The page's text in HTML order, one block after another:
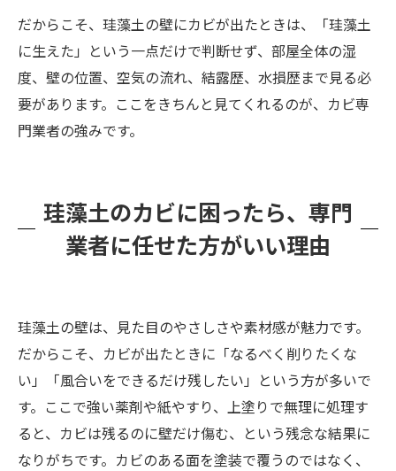
だからこそ、珪藻土の壁にカビが出たときは、「珪藻土
に生えた」という一点だけで判断せず、部屋全体の湿
度、壁の位置、空気の流れ、結露歴、水損歴まで見る必
要があります。ここをきちんと見てくれるのが、カビ専
門業者の強みです。
珪藻土のカビに困ったら、専門
業者に任せた方がいい理由
珪藻土の壁は、見た目のやさしさや素材感が魅力です。
だからこそ、カビが出たときに「なるべく削りたくな
い」「風合いをできるだけ残したい」という方が多いで
す。ここで強い薬剤や紙やすり、上塗りで無理に処理す
ると、カビは残るのに壁だけ傷む、という残念な結果に
なりがちです。カビのある面を塗装で覆うのではなく、